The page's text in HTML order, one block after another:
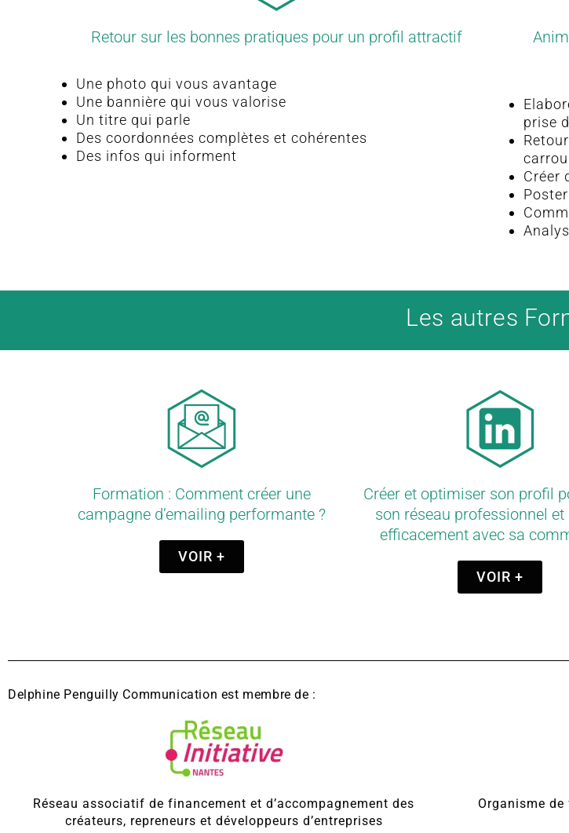
Retour sur les bonnes pratiques pour un profil attractif
Une photo qui vous avantage
Une bannière qui vous valorise
Un titre qui parle
Des coordonnées complètes et cohérentes
Des infos qui informent
prise
Créer
Les autres
Formation : Comment créer une
campagne d’emailing performante ?
VOIR +
Créer et optimiser son profil
son réseau professionnel
efficacement avec sa
VOIR +
Delphine Penguilly Communication est membre de :
Réseau associatif de financement et d’accompagnement des
créateurs, repreneurs et développeurs d’entreprises
Organisme